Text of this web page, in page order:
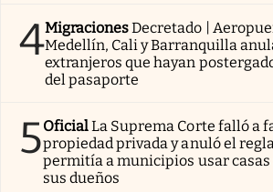
4MigracionesDecretado |
Medellín, Cali y Barranquilla
extranjeros que hayan
del pasaporte
5OficialLa Suprema Corte falló a
propiedad privada y anuló el
permitía a municipios usar casas
sus dueños